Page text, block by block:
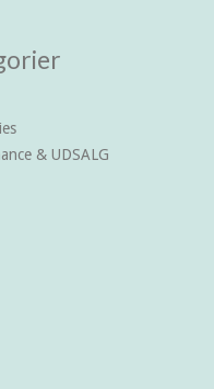
& UDSALG